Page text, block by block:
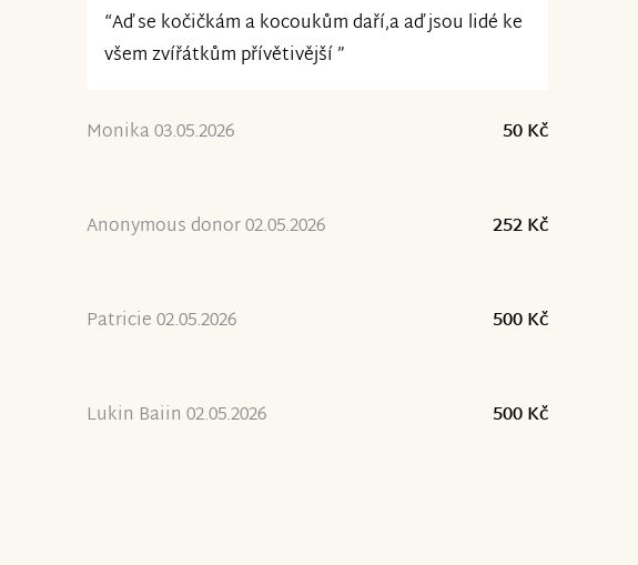
“Aď se kočičkám a kocoukům daří,a aď jsou lidé ke
všem zvířátkům přívětivější ”
Monika 03.05.2026 50 Kč
Anonymous donor 02.05.2026 252 Kč
Patricie 02.05.2026 500 Kč
Lukin Baiin 02.05.2026 500 Kč